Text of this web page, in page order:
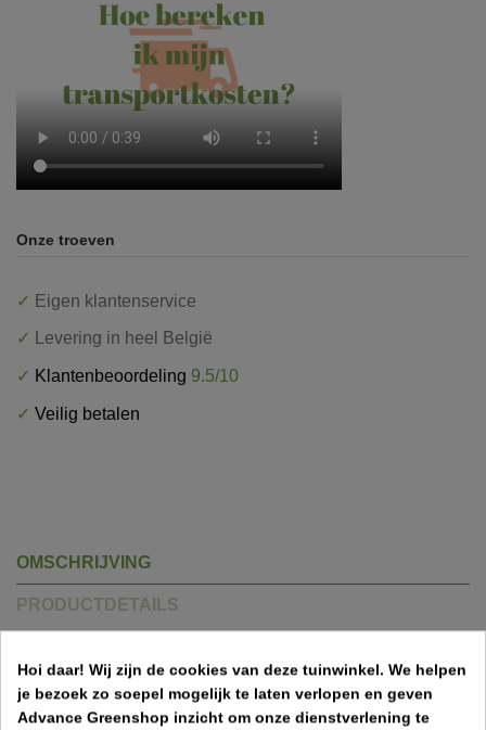
Onze troeven
✓ Eigen klantenservice
✓ Levering in heel België
✓ Klantenbeoordeling 9.5/10
✓ Veilig betalen
OMSCHRIJVING
PRODUCTDETAILS
Draadspanners voor uw draadafsluiting.
Hoi daar! Wij zijn de cookies van deze tuinwinkel. We helpen
je bezoek zo soepel mogelijk te laten verlopen en geven
Advance Greenshop inzicht om onze dienstverlening te